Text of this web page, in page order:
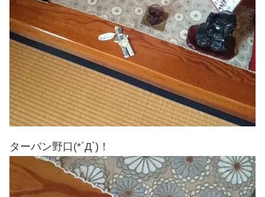
ターバン野口(*´Д`)！